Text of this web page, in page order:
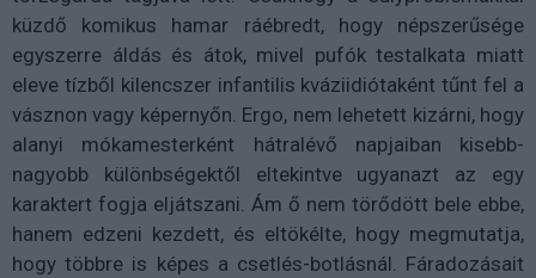
küzdő komikus hamar ráébredt, hogy népszerűsége
egyszerre áldás és átok, mivel pufók testalkata miatt
eleve tízből kilencszer infantilis kváziidiótaként tűnt fel a
vásznon vagy képernyőn. Ergo, nem lehetett kizárni, hogy
alanyi mókamesterként hátralévő napjaiban kisebb-
nagyobb különbségektől eltekintve ugyanazt az egy
karaktert fogja eljátszani. Ám ő nem törődött bele ebbe,
hanem edzeni kezdett, és eltökélte, hogy megmutatja,
hogy többre is képes a csetlés-botlásnál. Fáradozásait